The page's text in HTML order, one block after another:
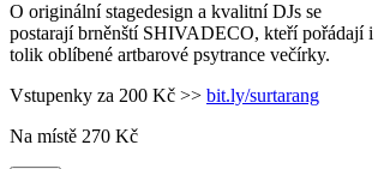
O originální stagedesign a kvalitní DJs se
postarají brněnští SHIVADECO, kteří pořádají i
tolik oblíbené artbarové psytrance večírky.
Vstupenky za 200 Kč >> bit.ly/surtarang
Na místě 270 Kč